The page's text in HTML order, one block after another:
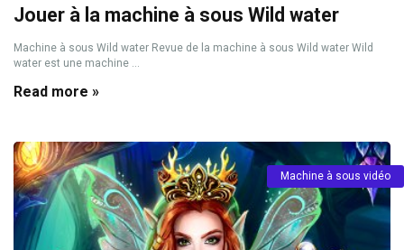
Jouer à la machine à sous Wild water
Machine à sous Wild water Revue de la machine à sous Wild water Wild
water est une machine ...
Read more »
Machine à sous vidéo